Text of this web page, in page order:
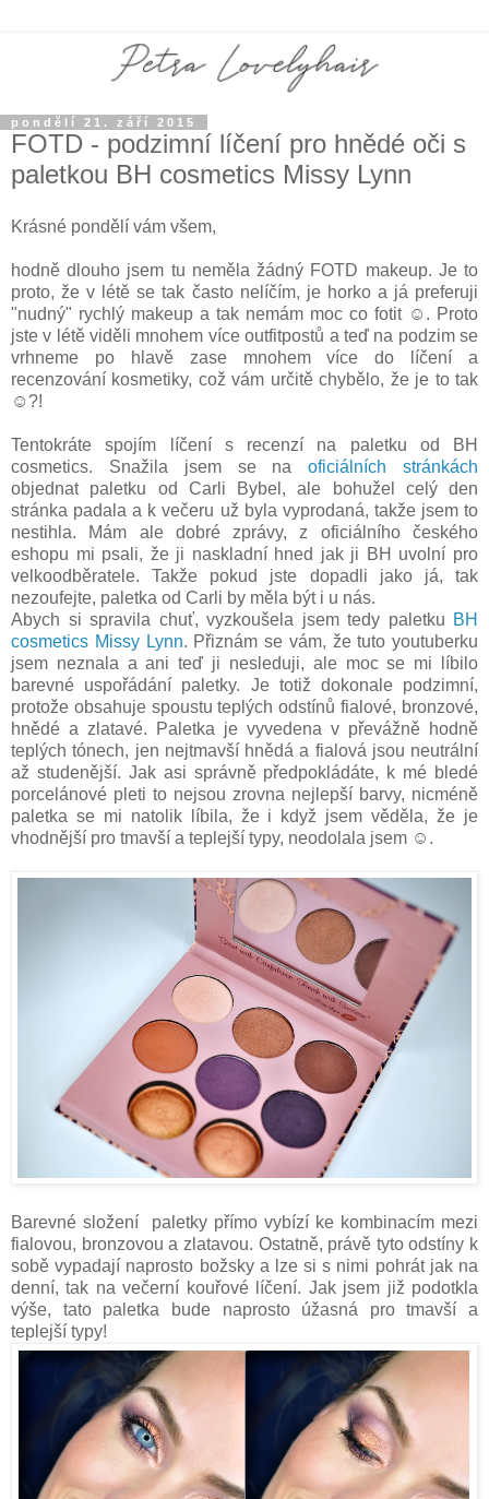
pondělí 21. září 2015
FOTD - podzimní líčení pro hnědé oči s
paletkou BH cosmetics Missy Lynn
Krásné pondělí vám všem,
hodně dlouho jsem tu neměla žádný FOTD makeup. Je to
proto, že v létě se tak často nelíčím, je horko a já preferuji
"nudný" rychlý makeup a tak nemám moc co fotit ☺. Proto
jste v létě viděli mnohem více outfitpostů a teď na podzim se
vrhneme po hlavě zase mnohem více do líčení a
recenzování kosmetiky, což vám určitě chybělo, že je to tak
☺?!
Tentokráte spojím líčení s recenzí na paletku od BH
cosmetics. Snažila jsem se naoficiálních stránkách
objednat paletku od Carli Bybel, ale bohužel celý den
stránka padala a k večeru už byla vyprodaná, takže jsem to
nestihla. Mám ale dobré zprávy, z oficiálního českého
eshopu mi psali, že ji naskladní hned jak ji BH uvolní pro
velkoodběratele. Takže pokud jste dopadli jako já, tak
nezoufejte, paletka od Carli by měla být i u nás.
Abych si spravila chuť, vyzkoušela jsem tedy paletku BH
cosmetics Missy Lynn. Přiznám se vám, že tuto youtuberku
jsem neznala a ani teď ji nesleduji, ale moc se mi líbilo
barevné uspořádání paletky. Je totiž dokonale podzimní,
protože obsahuje spoustu teplých odstínů fialové, bronzové,
hnědé a zlatavé. Paletka je vyvedena v převážně hodně
teplých tónech, jen nejtmavší hnědá a fialová jsou neutrální
až studenější. Jak asi správně předpokládáte, k mé bledé
porcelánové pleti to nejsou zrovna nejlepší barvy, nicméně
paletka se mi natolik líbila, že i když jsem věděla, že je
vhodnější pro tmavší a teplejší typy, neodolala jsem ☺.
Barevné složení paletky přímo vybízí ke kombinacím mezi
fialovou, bronzovou a zlatavou. Ostatně, právě tyto odstíny k
sobě vypadají naprosto božsky a lze si s nimi pohrát jak na
denní, tak na večerní kouřové líčení. Jak jsem již podotkla
výše, tato paletka bude naprosto úžasná pro tmavší a
teplejší typy!